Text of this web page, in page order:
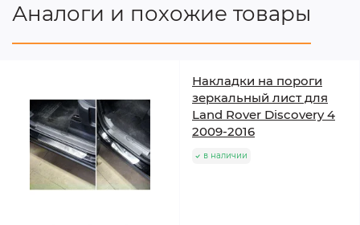
Аналоги и похожие товары
Накладки на пороги
зеркальный лист для
Land Rover Discovery 4
2009-2016
в наличии